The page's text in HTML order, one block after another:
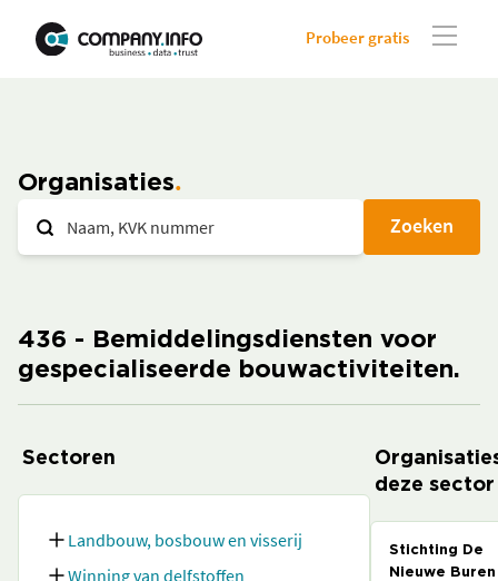
Probeer gratis
Organisaties
Zoeken
436 - Bemiddelingsdiensten voor
gespecialiseerde bouwactiviteiten.
Sectoren
Landbouw, bosbouw en visserij
Winning van delfstoffen
deze sector
Stichting De
Nieuwe Buren